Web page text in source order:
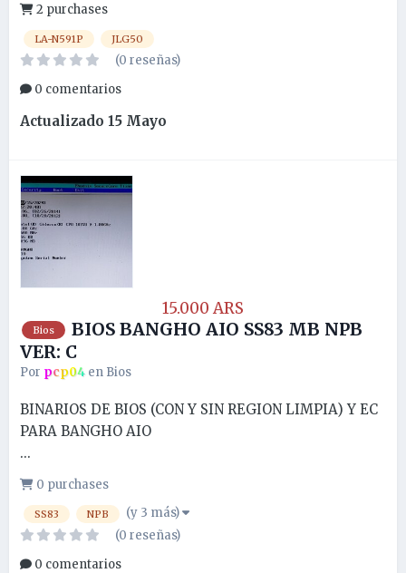
2 purchases
LA-N591P JLG50
(0 reseñas)
0 comentarios
Actualizado 15 Mayo
15.000 ARS
Bios
BIOS BANGHO AIO SS83 MB NPB
VER: C
Por pcp04 en Bios
BINARIOS DE BIOS (CON Y SIN REGION LIMPIA) Y EC
PARA BANGHO AIO
...
0 purchases
SS83 NPB
(y 3 más)
(0 reseñas)
0 comentarios